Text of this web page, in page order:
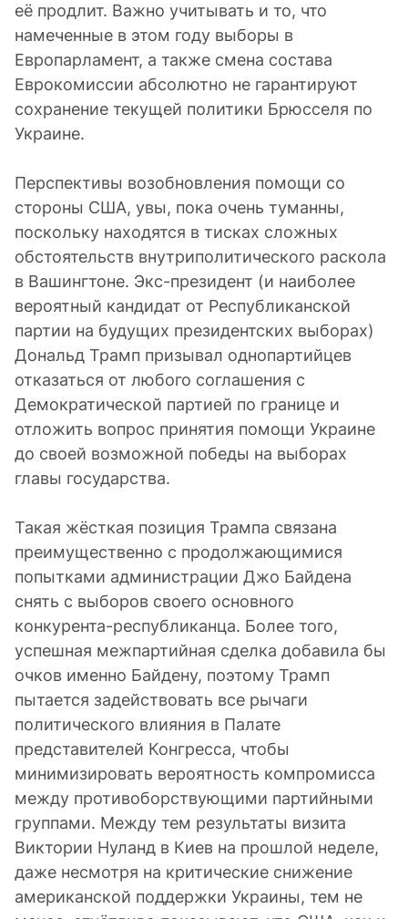
её продлит. Важно учитывать и то, что
намеченные в этом году выборы в
Европарламент, а также смена состава
Еврокомиссии абсолютно не гарантируют
сохранение текущей политики Брюсселя по
Украине.
Перспективы возобновления помощи со
стороны США, увы, пока очень туманны,
поскольку находятся в тисках сложных
обстоятельств внутриполитического раскола
в Вашингтоне. Экс-президент (и наиболее
вероятный кандидат от Республиканской
партии на будущих президентских выборах)
Дональд Трамп призывал однопартийцев
отказаться от любого соглашения с
Демократической партией по границе и
отложить вопрос принятия помощи Украине
до своей возможной победы на выборах
главы государства.
Такая жёсткая позиция Трампа связана
преимущественно с продолжающимися
попытками администрации Джо Байдена
снять с выборов своего основного
конкурента-республиканца. Более того,
успешная межпартийная сделка добавила бы
очков именно Байдену, поэтому Трамп
пытается задействовать все рычаги
политического влияния в Палате
представителей Конгресса, чтобы
минимизировать вероятность компромисса
между противоборствующими партийными
группами. Между тем результаты визита
Виктории Нуланд в Киев на прошлой неделе,
даже несмотря на критические снижение
американской поддержки Украины, тем не